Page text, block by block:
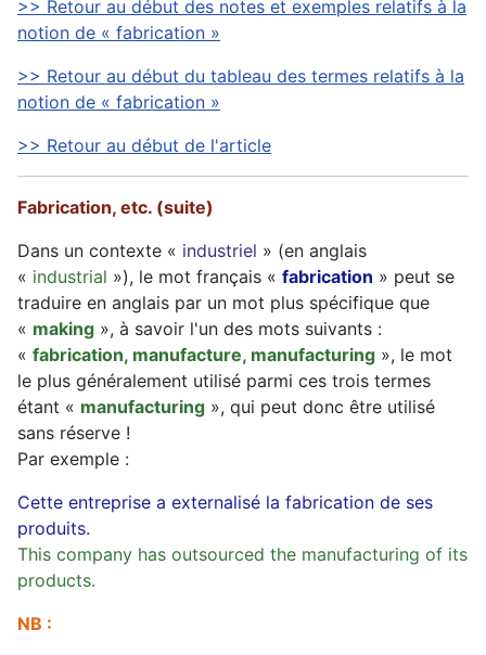
>> Retour au début des notes et exemples relatifs à la
notion de « fabrication »
>> Retour au début du tableau des termes relatifs à la
notion de « fabrication »
>> Retour au début de l'article
Fabrication, etc. (suite)
Dans un contexte « industriel » (en anglais
« industrial »), le mot français « fabrication » peut se
traduire en anglais par un mot plus spécifique que
« making », à savoir l'un des mots suivants :
« fabrication, manufacture, manufacturing », le mot
le plus généralement utilisé parmi ces trois termes
étant « manufacturing », qui peut donc être utilisé
sans réserve !
Par exemple :
Cette entreprise a externalisé la fabrication de ses
produits.
This company has outsourced the manufacturing of its
products.
NB :